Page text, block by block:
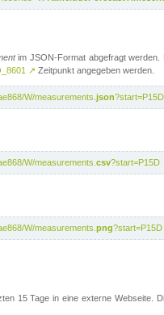
im JSON-Format abgefragt werden.
↗ Zeitpunkt angegeben werden.
W/measurements. json?start=P15D
W/measurements. csv?start=P15D
W/measurements. png?start=P15D
15 Tage in eine externe Webseite.